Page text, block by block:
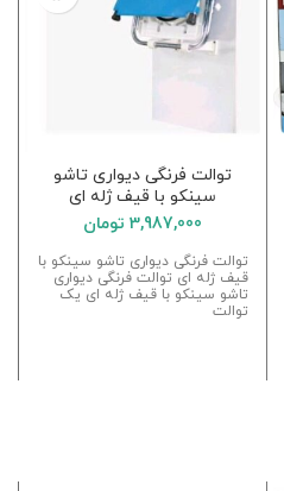
توالت فرنگی دیواری تاشو
سینکو با قیف ژله ای
3,987,000 تومان
توالت فرنگی دیواری تاشو سینکو با
قیف ژله ای توالت فرنگی دیواری
تاشو سینکو با قیف ژله ای یک
توالت